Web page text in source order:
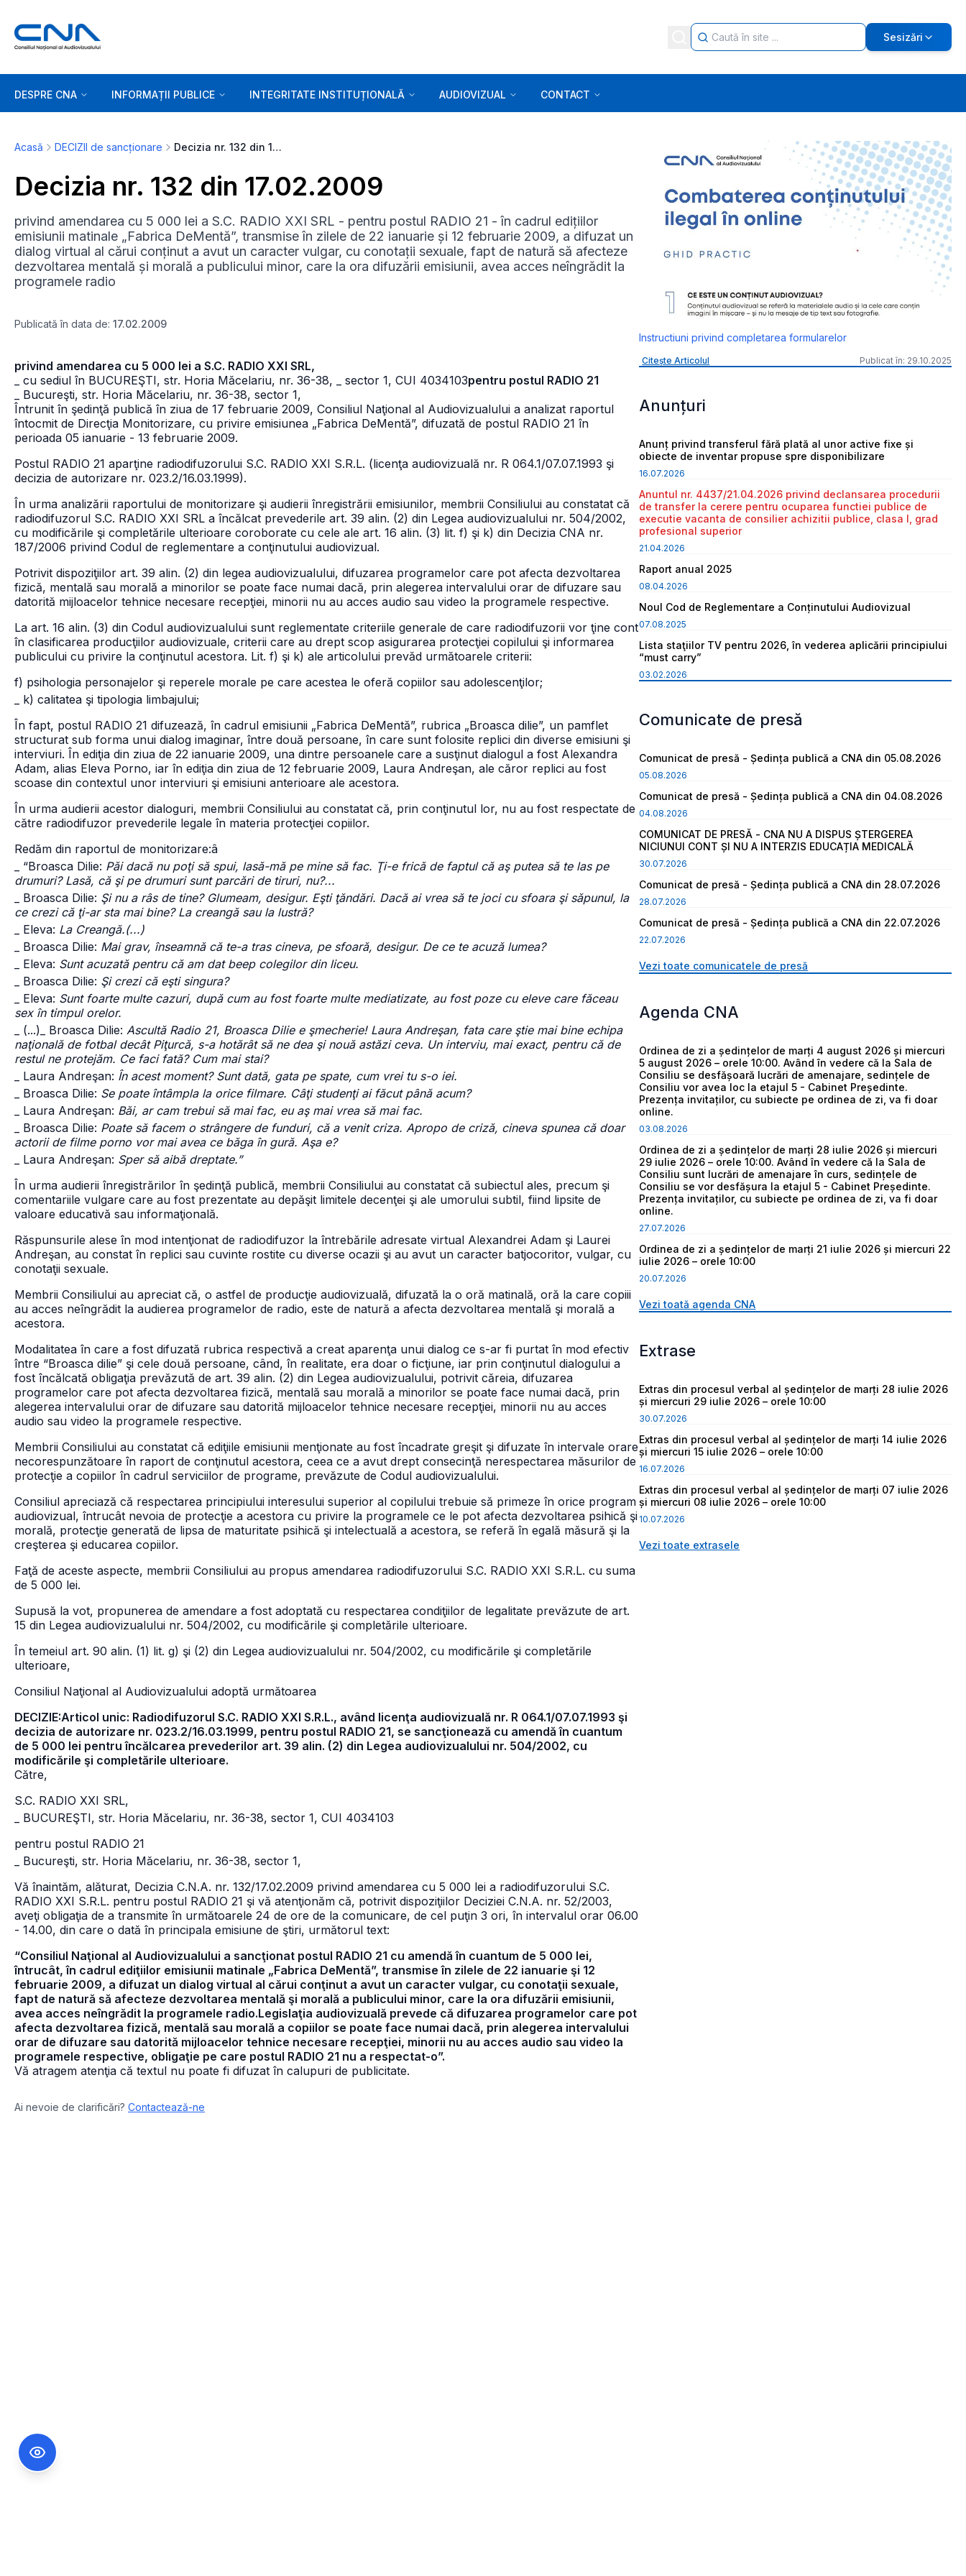
Sesizări
DESPRE CNA INFORMAȚII PUBLICE INTEGRITATE INSTITUȚIONALĂ AUDIOVIZUAL CONTACT
Acasă DECIZII de sancționare Decizia nr. 132 din 17.02.2009
Decizia nr. 132 din 17.02.2009
privind amendarea cu 5 000 lei a S.C. RADIO XXI SRL - pentru postul RADIO 21 - în cadrul edițiilor
emisiunii matinale „Fabrica DeMentă”, transmise în zilele de 22 ianuarie și 12 februarie 2009, a difuzat un
dialog virtual al cărui conținut a avut un caracter vulgar, cu conotații sexuale, fapt de natură să afecteze
dezvoltarea mentală și morală a publicului minor, care la ora difuzării emisiunii, avea acces neîngrădit la
programele radio
Publicată în data de: 17.02.2009
privind amendarea cu 5 000 lei a S.C. RADIO XXI SRL,
_ cu sediul în BUCUREŞTI, str. Horia Măcelariu, nr. 36-38,
_ sector 1, CUI 4034103pentru postul RADIO 21
_ Bucureşti, str. Horia Măcelariu, nr. 36-38, sector 1,
Întrunit în şedinţă publică în ziua de 17 februarie 2009, Consiliul Naţional al Audiovizualului a analizat raportul
întocmit de Direcţia Monitorizare, cu privire emisiunea „Fabrica DeMentă”, difuzată de postul RADIO 21 în
perioada 05 ianuarie - 13 februarie 2009.
Postul RADIO 21 aparţine radiodifuzorului S.C. RADIO XXI S.R.L. (licenţa audiovizuală nr. R 064.1/07.07.1993 şi
decizia de autorizare nr. 023.2/16.03.1999).
În urma analizării raportului de monitorizare şi audierii înregistrării emisiunilor, membrii Consiliului au constatat că
radiodifuzorul S.C. RADIO XXI SRL a încălcat prevederile art. 39 alin. (2) din Legea audiovizualului nr. 504/2002,
cu modificările şi completările ulterioare coroborate cu cele ale art. 16 alin. (3) lit. f) şi k) din Decizia CNA nr.
187/2006 privind Codul de reglementare a conţinutului audiovizual.
Potrivit dispoziţiilor art. 39 alin. (2) din legea audiovizualului, difuzarea programelor care pot afecta dezvoltarea
fizică, mentală sau morală a minorilor se poate face numai dacă, prin alegerea intervalului orar de difuzare sau
datorită mijloacelor tehnice necesare recepţiei, minorii nu au acces audio sau video la programele respective.
La art. 16 alin. (3) din Codul audiovizualului sunt reglementate criteriile generale de care radiodifuzorii vor ţine cont
în clasificarea producţiilor audiovizuale, criterii care au drept scop asigurarea protecţiei copilului şi informarea
publicului cu privire la conţinutul acestora. Lit. f) şi k) ale articolului prevăd următoarele criterii:
f) psihologia personajelor şi reperele morale pe care acestea le oferă copiilor sau adolescenţilor;
_ k) calitatea şi tipologia limbajului;
În fapt, postul RADIO 21 difuzează, în cadrul emisiunii „Fabrica DeMentă”, rubrica „Broasca dilie”, un pamflet
structurat sub forma unui dialog imaginar, între două persoane, în care sunt folosite replici din diverse emisiuni şi
interviuri. În ediţia din ziua de 22 ianuarie 2009, una dintre persoanele care a susţinut dialogul a fost Alexandra
Adam, alias Eleva Porno, iar în ediţia din ziua de 12 februarie 2009, Laura Andreşan, ale căror replici au fost
scoase din contextul unor interviuri şi emisiuni anterioare ale acestora.
În urma audierii acestor dialoguri, membrii Consiliului au constatat că, prin conţinutul lor, nu au fost respectate de
către radiodifuzor prevederile legale în materia protecţiei copiilor.
Redăm din raportul de monitorizare:â
_ “Broasca Dilie: Păi dacă nu poţi să spui, lasă-mă pe mine să fac. Ţi-e frică de faptul că aş putea să te las pe
drumuri? Lasă, că şi pe drumuri sunt parcări de tiruri, nu?...
_ Broasca Dilie: Şi nu a râs de tine? Glumeam, desigur. Eşti ţăndări. Dacă ai vrea să te joci cu sfoara şi săpunul, la
ce crezi că ţi-ar sta mai bine? La creangă sau la lustră?
_ Eleva: La Creangă.(...)
_ Broasca Dilie: Mai grav, înseamnă că te-a tras cineva, pe sfoară, desigur. De ce te acuză lumea?
_ Eleva: Sunt acuzată pentru că am dat beep colegilor din liceu.
_ Broasca Dilie: Şi crezi că eşti singura?
_ Eleva: Sunt foarte multe cazuri, după cum au fost foarte multe mediatizate, au fost poze cu eleve care făceau
sex în timpul orelor.
_ (...) _ Broasca Dilie: Ascultă Radio 21, Broasca Dilie e şmecherie! Laura Andreşan, fata care ştie mai bine echipa
naţională de fotbal decât Piţurcă, s-a hotărât să ne dea şi nouă astăzi ceva. Un interviu, mai exact, pentru că de
restul ne protejăm. Ce faci fată? Cum mai stai?
_ Laura Andreşan: În acest moment? Sunt dată, gata pe spate, cum vrei tu s-o iei.
_ Broasca Dilie: Se poate întâmpla la orice filmare. Câţi studenţi ai făcut până acum?
_ Laura Andreşan: Băi, ar cam trebui să mai fac, eu aş mai vrea să mai fac.
_ Broasca Dilie: Poate să facem o strângere de funduri, că a venit criza. Apropo de criză, cineva spunea că doar
actorii de filme porno vor mai avea ce băga în gură. Aşa e?
_ Laura Andreşan: Sper să aibă dreptate.”
În urma audierii înregistrărilor în şedinţă publică, membrii Consiliului au constatat că subiectul ales, precum şi
comentariile vulgare care au fost prezentate au depăşit limitele decenţei şi ale umorului subtil, fiind lipsite de
valoare educativă sau informaţională.
Răspunsurile alese în mod intenţionat de radiodifuzor la întrebările adresate virtual Alexandrei Adam şi Laurei
Andreşan, au constat în replici sau cuvinte rostite cu diverse ocazii şi au avut un caracter batjocoritor, vulgar, cu
conotaţii sexuale.
Membrii Consiliului au apreciat că, o astfel de producţie audiovizuală, difuzată la o oră matinală, oră la care copiii
au acces neîngrădit la audierea programelor de radio, este de natură a afecta dezvoltarea mentală şi morală a
acestora.
Modalitatea în care a fost difuzată rubrica respectivă a creat aparenţa unui dialog ce s-ar fi purtat în mod efectiv
între “Broasca dilie” şi cele două persoane, când, în realitate, era doar o ficţiune, iar prin conţinutul dialogului a
fost încălcată obligaţia prevăzută de art. 39 alin. (2) din Legea audiovizualului, potrivit căreia, difuzarea
programelor care pot afecta dezvoltarea fizică, mentală sau morală a minorilor se poate face numai dacă, prin
alegerea intervalului orar de difuzare sau datorită mijloacelor tehnice necesare recepţiei, minorii nu au acces
audio sau video la programele respective.
Membrii Consiliului au constatat că ediţiile emisiunii menţionate au fost încadrate greşit şi difuzate în intervale orare
necorespunzătoare în raport de conţinutul acestora, ceea ce a avut drept consecinţă nerespectarea măsurilor de
protecţie a copiilor în cadrul serviciilor de programe, prevăzute de Codul audiovizualului.
Consiliul apreciază că respectarea principiului interesului superior al copilului trebuie să primeze în orice program
audiovizual, întrucât nevoia de protecţie a acestora cu privire la programele ce le pot afecta dezvoltarea psihică şi
morală, protecţie generată de lipsa de maturitate psihică şi intelectuală a acestora, se referă în egală măsură şi la
creşterea şi educarea copiilor.
Faţă de aceste aspecte, membrii Consiliului au propus amendarea radiodifuzorului S.C. RADIO XXI S.R.L. cu suma
de 5 000 lei.
Supusă la vot, propunerea de amendare a fost adoptată cu respectarea condiţiilor de legalitate prevăzute de art.
15 din Legea audiovizualului nr. 504/2002, cu modificările şi completările ulterioare.
În temeiul art. 90 alin. (1) lit. g) şi (2) din Legea audiovizualului nr. 504/2002, cu modificările şi completările
ulterioare,
Consiliul Naţional al Audiovizualului adoptă următoarea
DECIZIE:Articol unic: Radiodifuzorul S.C. RADIO XXI S.R.L., având licenţa audiovizuală nr. R 064.1/07.07.1993 şi
decizia de autorizare nr. 023.2/16.03.1999, pentru postul RADIO 21, se sancţionează cu amendă în cuantum
de 5 000 lei pentru încălcarea prevederilor art. 39 alin. (2) din Legea audiovizualului nr. 504/2002, cu
modificările şi completările ulterioare.
Către,
S.C. RADIO XXI SRL,
_ BUCUREŞTI, str. Horia Măcelariu, nr. 36-38, sector 1, CUI 4034103
pentru postul RADIO 21
_ Bucureşti, str. Horia Măcelariu, nr. 36-38, sector 1,
Vă înaintăm, alăturat, Decizia C.N.A. nr. 132/17.02.2009 privind amendarea cu 5 000 lei a radiodifuzorului S.C.
RADIO XXI S.R.L. pentru postul RADIO 21 şi vă atenţionăm că, potrivit dispoziţiilor Deciziei C.N.A. nr. 52/2003,
aveţi obligaţia de a transmite în următoarele 24 de ore de la comunicare, de cel puţin 3 ori, în intervalul orar 06.00
- 14.00, din care o dată în principala emisiune de ştiri, următorul text:
“Consiliul Naţional al Audiovizualului a sancţionat postul RADIO 21 cu amendă în cuantum de 5 000 lei,
întrucât, în cadrul ediţiilor emisiunii matinale „Fabrica DeMentă”, transmise în zilele de 22 ianuarie şi 12
februarie 2009, a difuzat un dialog virtual al cărui conţinut a avut un caracter vulgar, cu conotaţii sexuale,
fapt de natură să afecteze dezvoltarea mentală şi morală a publicului minor, care la ora difuzării emisiunii,
avea acces neîngrădit la programele radio.Legislaţia audiovizuală prevede că difuzarea programelor care pot
afecta dezvoltarea fizică, mentală sau morală a copiilor se poate face numai dacă, prin alegerea intervalului
orar de difuzare sau datorită mijloacelor tehnice necesare recepţiei, minorii nu au acces audio sau video la
programele respective, obligaţie pe care postul RADIO 21 nu a respectat-o”.
Vă atragem atenţia că textul nu poate fi difuzat în calupuri de publicitate.
Ai nevoie de clarificări? Contactează-ne
Instructiuni privind completarea formularelor
Citește Articolul Publicat în: 29.10.2025
Anunțuri
Anunț privind transferul fără plată al unor active fixe și
obiecte de inventar propuse spre disponibilizare
16.07.2026
Anuntul nr. 4437/21.04.2026 privind declansarea procedurii
de transfer la cerere pentru ocuparea functiei publice de
executie vacanta de consilier achizitii publice, clasa I, grad
profesional superior
21.04.2026
Raport anual 2025
08.04.2026
Noul Cod de Reglementare a Conținutului Audiovizual
07.08.2025
Lista staţiilor TV pentru 2026, în vederea aplicării principiului
“must carry”
03.02.2026
Comunicate de presă
Comunicat de presă - Ședința publică a CNA din 05.08.2026
05.08.2026
Comunicat de presă - Ședința publică a CNA din 04.08.2026
04.08.2026
COMUNICAT DE PRESĂ - CNA NU A DISPUS ȘTERGEREA
NICIUNUI CONT ȘI NU A INTERZIS EDUCAȚIA MEDICALĂ
30.07.2026
Comunicat de presă - Ședința publică a CNA din 28.07.2026
28.07.2026
Comunicat de presă - Ședința publică a CNA din 22.07.2026
22.07.2026
Vezi toate comunicatele de presă
Agenda CNA
Ordinea de zi a ședințelor de marți 4 august 2026 și miercuri
5 august 2026 – orele 10:00. Având în vedere că la Sala de
Consiliu se desfășoară lucrări de amenajare, sedințele de
Consiliu vor avea loc la etajul 5 - Cabinet Președinte.
Prezența invitaților, cu subiecte pe ordinea de zi, va fi doar
online.
03.08.2026
Ordinea de zi a ședințelor de marți 28 iulie 2026 și miercuri
29 iulie 2026 – orele 10:00. Având în vedere că la Sala de
Consiliu sunt lucrări de amenajare în curs, sedințele de
Consiliu se vor desfășura la etajul 5 - Cabinet Președinte.
Prezența invitaților, cu subiecte pe ordinea de zi, va fi doar
online.
27.07.2026
Ordinea de zi a ședințelor de marți 21 iulie 2026 și miercuri 22
iulie 2026 – orele 10:00
20.07.2026
Vezi toată agenda CNA
Extrase
Extras din procesul verbal al ședințelor de marți 28 iulie 2026
și miercuri 29 iulie 2026 – orele 10:00
30.07.2026
Extras din procesul verbal al ședințelor de marți 14 iulie 2026
și miercuri 15 iulie 2026 – orele 10:00
16.07.2026
Extras din procesul verbal al ședințelor de marți 07 iulie 2026
și miercuri 08 iulie 2026 – orele 10:00
10.07.2026
Vezi toate extrasele